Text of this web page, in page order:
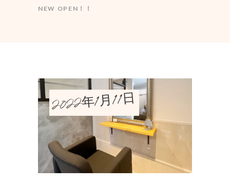
NEW OPEN！！
2022年1月11日